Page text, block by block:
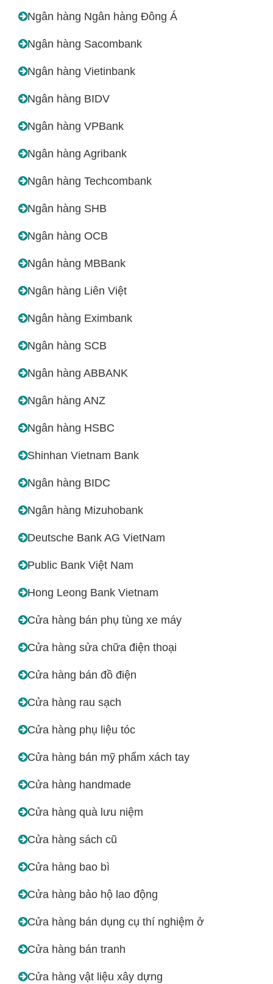
Ngân hàng Ngân hàng Đông Á
Ngân hàng Sacombank
Ngân hàng Vietinbank
Ngân hàng BIDV
Ngân hàng VPBank
Ngân hàng Agribank
Ngân hàng Techcombank
Ngân hàng SHB
Ngân hàng OCB
Ngân hàng MBBank
Ngân hàng Liên Việt
Ngân hàng Eximbank
Ngân hàng SCB
Ngân hàng ABBANK
Ngân hàng ANZ
Ngân hàng HSBC
Shinhan Vietnam Bank
Ngân hàng BIDC
Ngân hàng Mizuhobank
Deutsche Bank AG VietNam
Public Bank Việt Nam
Hong Leong Bank Vietnam
Cửa hàng bán phụ tùng xe máy
Cửa hàng sửa chữa điện thoại
Cửa hàng bán đồ điện
Cửa hàng rau sạch
Cửa hàng phụ liệu tóc
Cửa hàng bán mỹ phẩm xách tay
Cửa hàng handmade
Cửa hàng quà lưu niệm
Cửa hàng sách cũ
Cửa hàng bao bì
Cửa hàng bảo hộ lao động
Cửa hàng bán dụng cụ thí nghiệm ở
Cửa hàng bán tranh
Cửa hàng vật liệu xây dựng